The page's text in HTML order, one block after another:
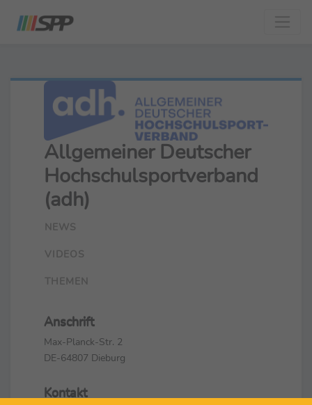
Allgemeiner Deutscher
Hochschulsportverband
(adh)
NEWS
VIDEOS
THEMEN
Anschrift
Max-Planck-Str. 2
DE-64807 Dieburg
Kontakt